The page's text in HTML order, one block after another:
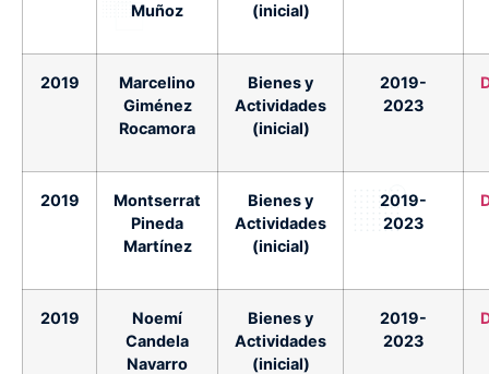
Muñoz
(inicial)
2019
Marcelino
Giménez
Rocamora
Bienes y
Actividades
(inicial)
2019-
2023
2019
Montserrat
Pineda
Martínez
Bienes y
Actividades
(inicial)
2019-
2023
2019
Noemí
Candela
Navarro
Bienes y
Actividades
(inicial)
2019-
2023